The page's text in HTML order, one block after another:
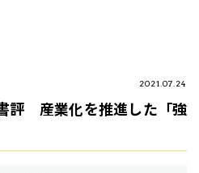
2021.07.24
評 産業化を推進した「強